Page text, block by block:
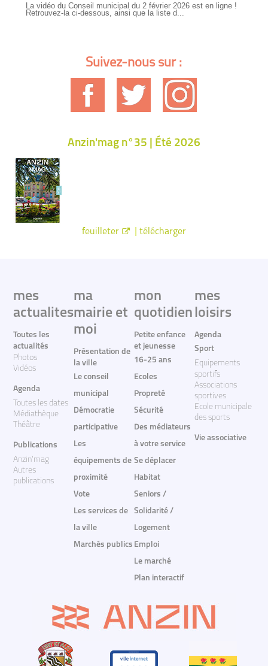
La vidéo du Conseil municipal du 2 février 2026 est en ligne !
Retrouvez-la ci-dessous, ainsi que la liste d...
Suivez-nous sur :
Anzin'mag n°35 | Été 2026
feuilleter télécharger
mes
actualites
Toutes les
actualités
Photos
Vidéos
Agenda
Toutes les dates
Médiathèque
Théâtre
Publications
Anzin'mag
Autres
publications
ma
mairie et
moi
Présentation de
la ville
Le conseil
municipal
Démocratie
participative
Les
équipements de
proximité
Vote
Les services de
la ville
Marchés publics
mon
quotidien
Petite enfance
et jeunesse
16-25 ans
Ecoles
Propreté
Sécurité
Des médiateurs
à votre service
Se déplacer
Habitat
Seniors /
Solidarité /
Logement
Emploi
Le marché
Plan interactif
mes
loisirs
Agenda
Sport
Equipements
sportifs
Associations
sportives
Ecole municipale
des sports
Vie associative